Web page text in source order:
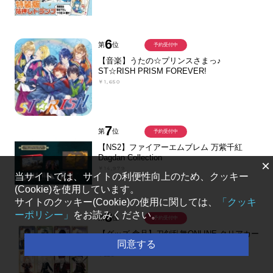
第6位
【音楽】うたの☆プリンスさまっ♪
ST☆RISH PRISM FOREVER!
￥1,650
予約受付中
第7位
【NS2】ファイアーエムブレム 万紫千紅
Dagdan Collection
予約受付中
第8位
【グッズ-食品】刀剣乱舞ONLINE クリアカー
ドコレクションガム
￥220
予約受付中
×
当サイトでは、サイトの利便性向上のため、クッキー
(Cookie)を使用しています。
サイトのクッキー(Cookie)の使用に関しては、
「クッキ
ーポリシー」
をお読みください。
同意する